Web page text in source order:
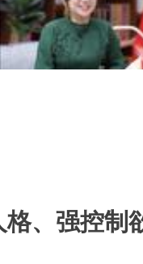
、强控制